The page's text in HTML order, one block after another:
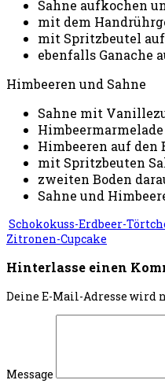
Sahne aufkochen
mit dem
mit Spritzbeutel
ebenfalls Ganache
Himbeeren und Sahne
Sahne mit
Himbeeren auf den
mit Spritzbeuten
zweiten Boden
Sahne und
Schokokuss-Erdbeer-
Zitronen-Cupcake
Hinterlasse einen
Deine E-Mail-Adresse
Message